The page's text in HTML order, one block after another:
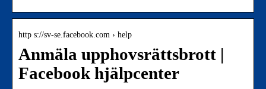
http s://sv-se.facebook.com › help
Anmäla upphovsrättsbrott |
Facebook hjälpcenter